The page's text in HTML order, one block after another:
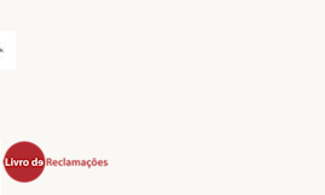
Method
Shipping Method
Security